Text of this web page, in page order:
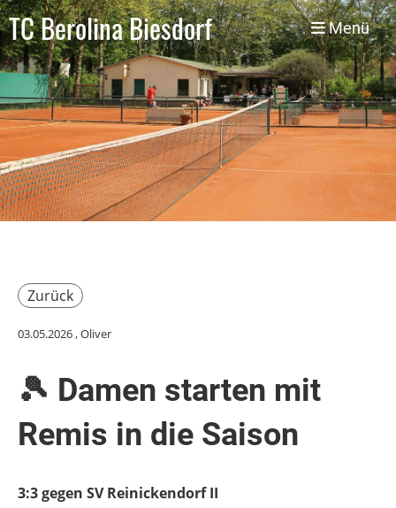
TC Berolina Biesdorf Menü
Zurück
03.05.2026, Oliver
🎾 Damen starten mit
Remis in die Saison
3:3 gegen SV Reinickendorf II